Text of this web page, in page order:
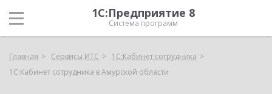
1С:Предприятие 8
Система программ
Главная Сервисы ИТС
1С:Кабинет сотрудника
1С:Кабинет сотрудника в Амурской области